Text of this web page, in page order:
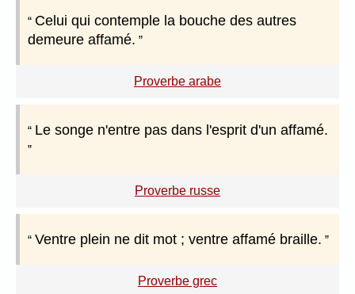
Celui qui contemple la bouche des autres
demeure affamé.
Proverbe arabe
Le songe n'entre pas dans l'esprit d'un affamé.
Proverbe russe
Ventre plein ne dit mot ; ventre affamé braille.
Proverbe grec